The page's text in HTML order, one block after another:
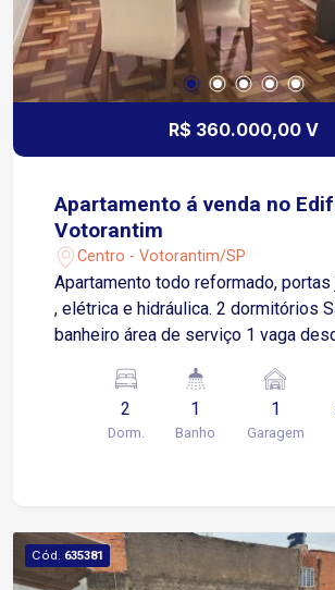
aquecimento solar com boiler de
sistema fotovoltaico, torneiras
ralos ocultos e automação com
inteligente integrada à Alexa Localizada no
Alphaville 4, em uma das regiões
valorizadas de Votorantim/
proporcionando mobilidade e
a dia Condomínio de alto padrão com portaria e
segurança 24 horas, proporcionando
e exclusividade aos moradores Agende já sua
visita!
R$ 360.000,00 V
Apartamento á venda no
Votorantim
Centro - Votorantim/SP
Apartamento todo reformado,
, elétrica e hidráulica. 2 dormitórios Sala cozinha
banheiro área de serviço 1 vaga
2
Dorm.
1
Banho
1
Garagem
Cód. 635381